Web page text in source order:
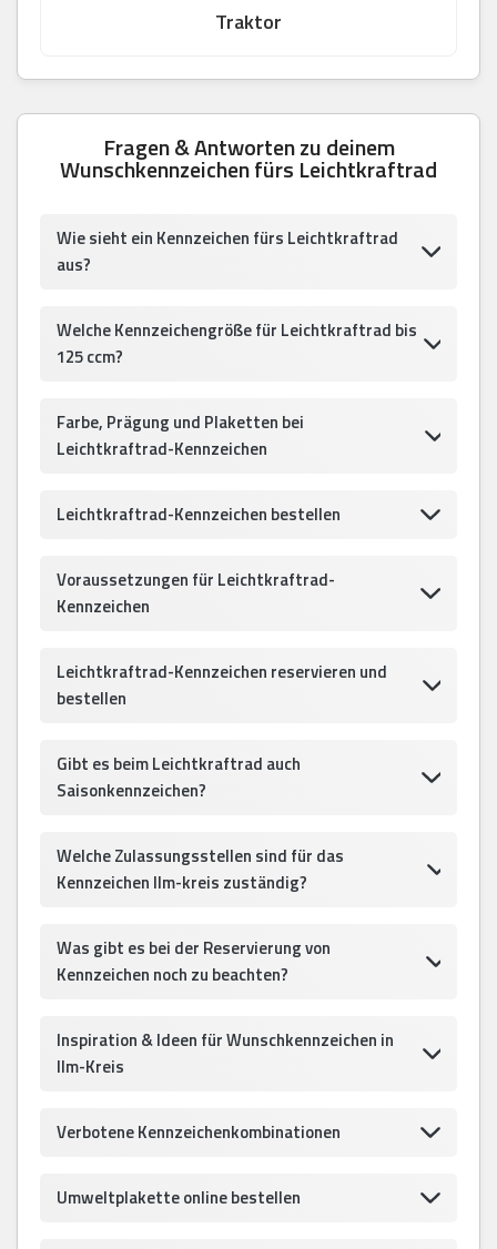
Traktor
Fragen & Antworten zu deinem
Wunschkennzeichen fürs Leichtkraftrad
Wie sieht ein Kennzeichen fürs Leichtkraftrad
aus?
Welche Kennzeichengröße für Leichtkraftrad bis
125 ccm?
Farbe, Prägung und Plaketten bei
Leichtkraftrad-Kennzeichen
Leichtkraftrad-Kennzeichen bestellen
Voraussetzungen für Leichtkraftrad-
Kennzeichen
Leichtkraftrad-Kennzeichen reservieren und
bestellen
Gibt es beim Leichtkraftrad auch
Saisonkennzeichen?
Welche Zulassungsstellen sind für das
Kennzeichen Ilm-kreis zuständig?
Was gibt es bei der Reservierung von
Kennzeichen noch zu beachten?
Inspiration & Ideen für Wunschkennzeichen in
Ilm-Kreis
Verbotene Kennzeichenkombinationen
Umweltplakette online bestellen